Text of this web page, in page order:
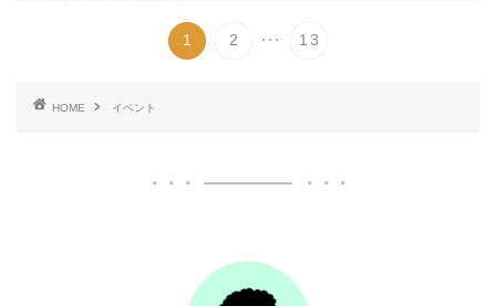
1 2 ... 13
HOME イベント